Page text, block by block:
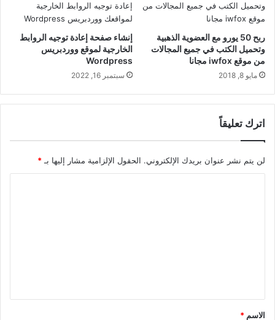
ربح 50 يورو مع العضوية الذهبية
وتحميل الكتب في جميع المجالات
من موقع iwfox مجانا
مايو 8, 2018
إنشاء صفحة إعادة توجيه الروابط
الخارجية لموقع ووردبريس
Wordpress
سبتمبر 16, 2022
اترك تعليقاً
لن يتم نشر عنوان بريدك الإلكتروني. الحقول الإلزامية مشار إليها بـ *
*
الاسم *